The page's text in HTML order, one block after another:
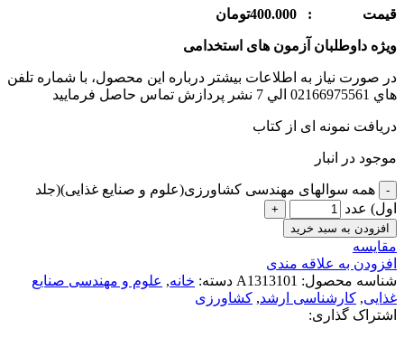
قيمت : 400.000تومان
ویژه داوطلبان آزمون های استخدامی
در صورت نياز به اطلاعات بيشتر درباره اين محصول، با شماره تلفن
هاي 02166975561 الي 7 نشر پردازش تماس حاصل فرماييد
دریافت نمونه ای از کتاب
موجود در انبار
همه سوالهای مهندسی کشاورزی(علوم و صنایع غذایی)(جلد
اول) عدد
افزودن به سبد خرید
مقايسه
افزودن به علاقه مندی
شناسه محصول: A1313101 دسته: خانه, علوم و مهندسی صنایع
غذایی, کارشناسی ارشد, کشاورزی
اشتراک گذاری: